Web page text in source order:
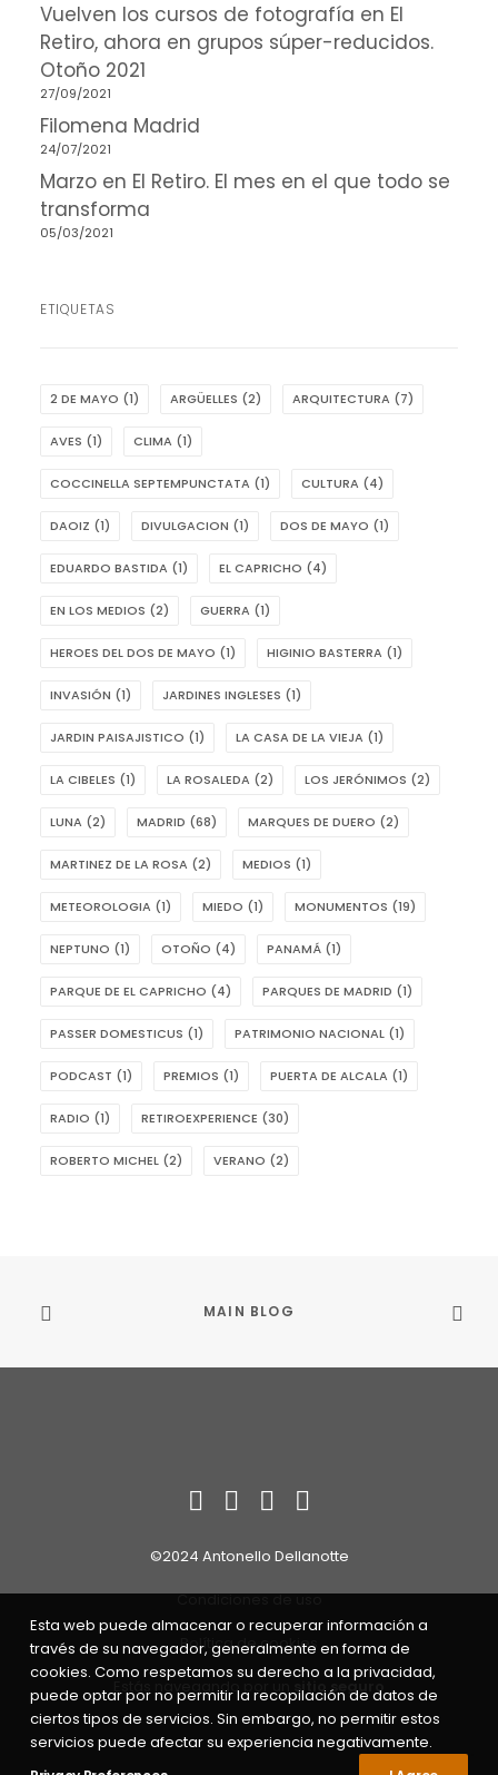
Vuelven los cursos de fotografía en El
Retiro, ahora en grupos súper-reducidos.
Otoño 2021
27/09/2021
Filomena Madrid
24/07/2021
Marzo en El Retiro. El mes en el que todo se
transforma
05/03/2021
ETIQUETAS
2 DE MAYO (1) ARGÜELLES (2) ARQUITECTURA (7)
AVES (1) CLIMA (1)
COCCINELLA SEPTEMPUNCTATA (1) CULTURA (4)
DAOIZ (1) DIVULGACION (1) DOS DE MAYO (1)
EDUARDO BASTIDA (1) EL CAPRICHO (4)
EN LOS MEDIOS (2) GUERRA (1)
HEROES DEL DOS DE MAYO (1) HIGINIO BASTERRA (1)
INVASIÓN (1) JARDINES INGLESES (1)
JARDIN PAISAJISTICO (1) LA CASA DE LA VIEJA (1)
LA CIBELES (1) LA ROSALEDA (2) LOS JERÓNIMOS (2)
LUNA (2) MADRID (68) MARQUES DE DUERO (2)
MARTINEZ DE LA ROSA (2) MEDIOS (1)
METEOROLOGIA (1) MIEDO (1) MONUMENTOS (19)
NEPTUNO (1) OTOÑO (4) PANAMÁ (1)
PARQUE DE EL CAPRICHO (4) PARQUES DE MADRID (1)
PASSER DOMESTICUS (1) PATRIMONIO NACIONAL (1)
PODCAST (1) PREMIOS (1) PUERTA DE ALCALA (1)
RADIO (1) RETIROEXPERIENCE (30)
ROBERTO MICHEL (2) VERANO (2)
MAIN BLOG
©2024 Antonello Dellanotte
Condiciones de uso
Política de cookies
Estás navegando por un sitio seguro
Esta web puede almacenar o recuperar información a
través de su navegador, generalmente en forma de
cookies. Como respetamos su derecho a la privacidad,
puede optar por no permitir la recopilación de datos de
ciertos tipos de servicios. Sin embargo, no permitir estos
servicios puede afectar su experiencia negativamente.